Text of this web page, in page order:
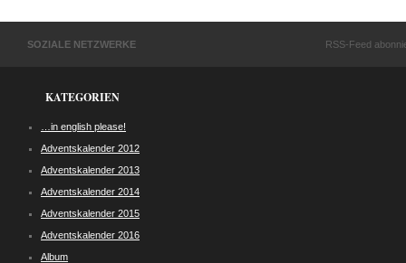
SOZIALE NETZWERKE RSS-Feed
KATEGORIEN
…in english please!
Adventskalender 2012
Adventskalender 2013
Adventskalender 2014
Adventskalender 2015
Adventskalender 2016
Album